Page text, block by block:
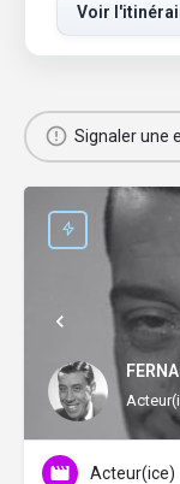
Voir
Signaler une
Acteur(ice)